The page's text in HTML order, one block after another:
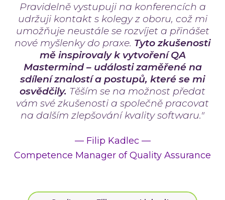
Pravidelně vystupuji na konferencích a
udržuji kontakt s kolegy z oboru, což mi
umožňuje neustále se rozvíjet a přinášet
nové myšlenky do praxe. Tyto zkušenosti
mě inspirovaly k vytvoření QA
Mastermind – události zaměřené na
sdílení znalostí a postupů, které se mi
osvědčily. Těším se na možnost předat
vám své zkušenosti a společně pracovat
na dalším zlepšování kvality softwaru."
—Filip Kadlec —
Competence Manager of Quality Assurance